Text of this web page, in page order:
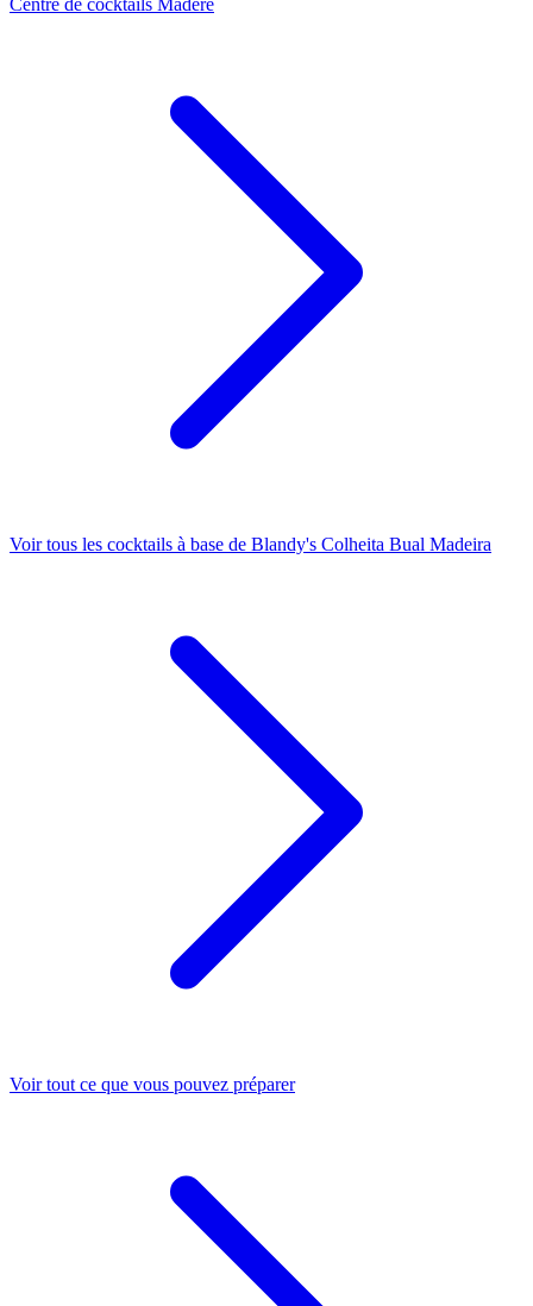
Voir tous les cocktails à base de Blandy's Colheita Bual Madeira
Voir tout ce que vous pouvez préparer